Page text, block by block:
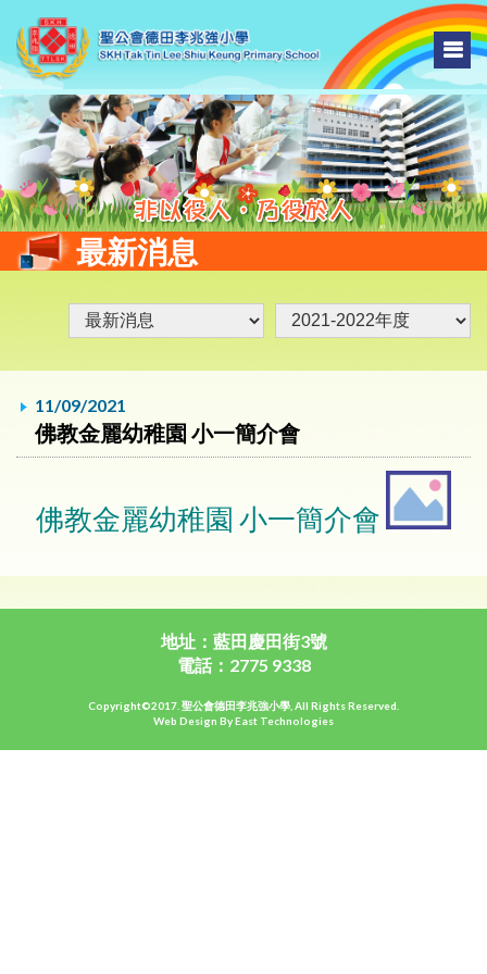
最新消息
11/09/2021
佛教金麗幼稚園 小一簡介會
佛教金麗幼稚園 小一簡介會
地址：藍田慶田街3號
電話：2775 9338
Copyright©2017. 聖公會德田李兆強小學, All Rights Reserved.
Web Design By East Technologies